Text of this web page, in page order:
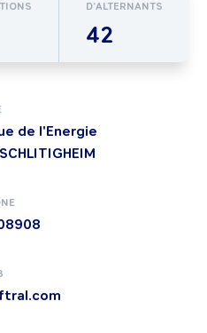
D’ALTERNANTS
42
de l'Energie
SCHLITIGHEIM